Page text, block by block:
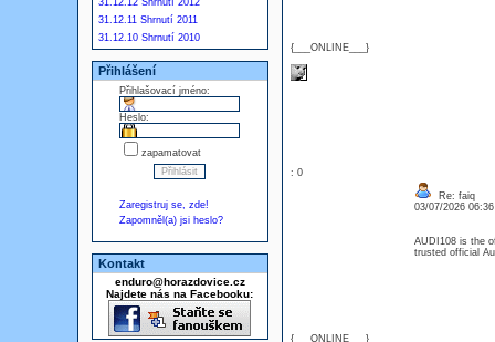
31.12.12 Shrnutí 2012
31.12.11 Shrnutí 2011
31.12.10 Shrnutí 2010
Přihlášení
Přihlašovací jméno:
Heslo:
zapamatovat
Zaregistruj se, zde!
Zapomněl(a) jsi heslo?
Kontakt
enduro@horazdovice.cz
Najdete nás na Facebooku:
{___ONLINE___}
: 0
{___ONLINE___}
Re: faiq
03/07/2026
AUDI108 is the
trusted official